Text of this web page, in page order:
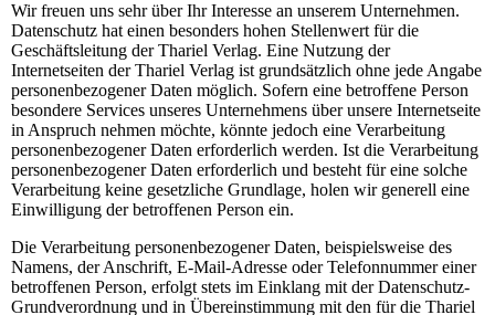
Wir freuen uns sehr über Ihr Interesse an unserem Unternehmen.
Datenschutz hat einen besonders hohen Stellenwert für die
Geschäftsleitung der Thariel Verlag. Eine Nutzung der
Internetseiten der Thariel Verlag ist grundsätzlich ohne jede Angabe
personenbezogener Daten möglich. Sofern eine betroffene Person
besondere Services unseres Unternehmens über unsere Internetseite
in Anspruch nehmen möchte, könnte jedoch eine Verarbeitung
personenbezogener Daten erforderlich werden. Ist die Verarbeitung
personenbezogener Daten erforderlich und besteht für eine solche
Verarbeitung keine gesetzliche Grundlage, holen wir generell eine
Einwilligung der betroffenen Person ein.
Die Verarbeitung personenbezogener Daten, beispielsweise des
Namens, der Anschrift, E-Mail-Adresse oder Telefonnummer einer
betroffenen Person, erfolgt stets im Einklang mit der Datenschutz-
Grundverordnung und in Übereinstimmung mit den für die Thariel